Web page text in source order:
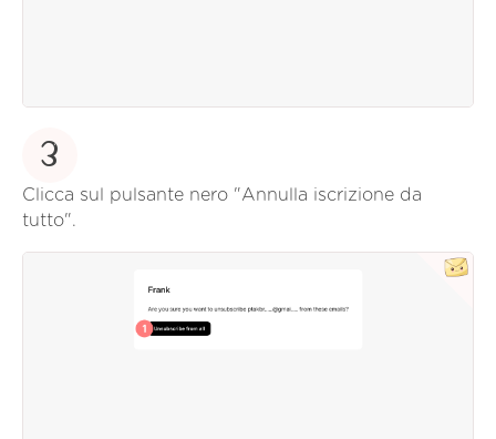
3
Clicca sul pulsante nero "Annulla iscrizione da
tutto".